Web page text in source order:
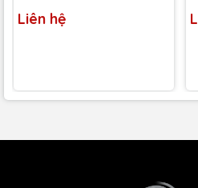
trong quá trình sáng tạo
Liên hệ